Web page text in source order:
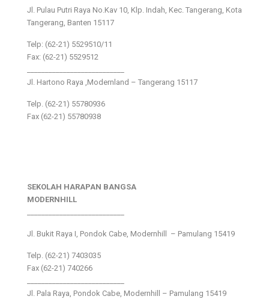
Jl. Pulau Putri Raya No.Kav 10, Klp. Indah, Kec. Tangerang, Kota
Tangerang, Banten 15117
Telp: (62-21) 5529510/11
Fax: (62-21) 5529512
Jl. Hartono Raya ,Modernland – Tangerang 15117
Telp. (62-21) 55780936
Fax (62-21) 55780938
SEKOLAH HARAPAN BANGSA
MODERNHILL
Jl. Bukit Raya I, Pondok Cabe, Modernhill – Pamulang 15419
Telp. (62-21) 7403035
Fax (62-21) 740266
Jl. Pala Raya, Pondok Cabe, Modernhill – Pamulang 15419